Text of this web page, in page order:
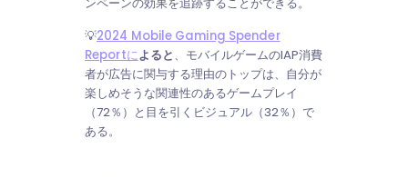
ンペーンの効果を追跡することができる。
💡2024 Mobile Gaming Spender
Reportによると、モバイルゲームのIAP消費
者が広告に関与する理由のトップは、自分が
楽しめそうな関連性のあるゲームプレイ
（72％）と目を引くビジュアル（32％）で
ある。